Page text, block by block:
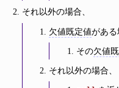
それ以外の場合、
欠値既定値がある
その欠値
それ以外の場合、